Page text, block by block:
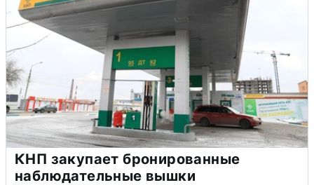
КНП закупает бронированные
наблюдательные вышки